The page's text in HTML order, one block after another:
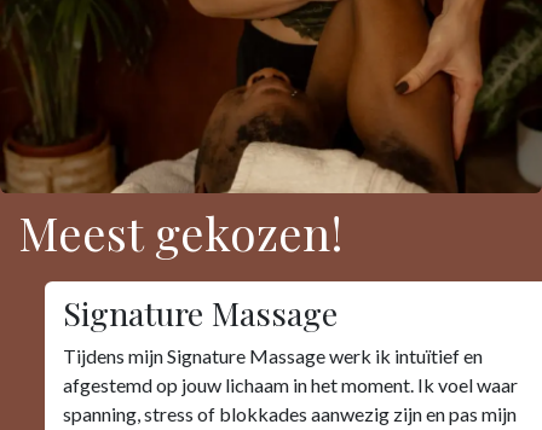
Signature Massage
Tijdens mijn Signature Massage werk ik intuïtief en
afgestemd op jouw lichaam in het moment. Ik voel waar
spanning, stress of blokkades aanwezig zijn en pas mijn
Meest gekozen!